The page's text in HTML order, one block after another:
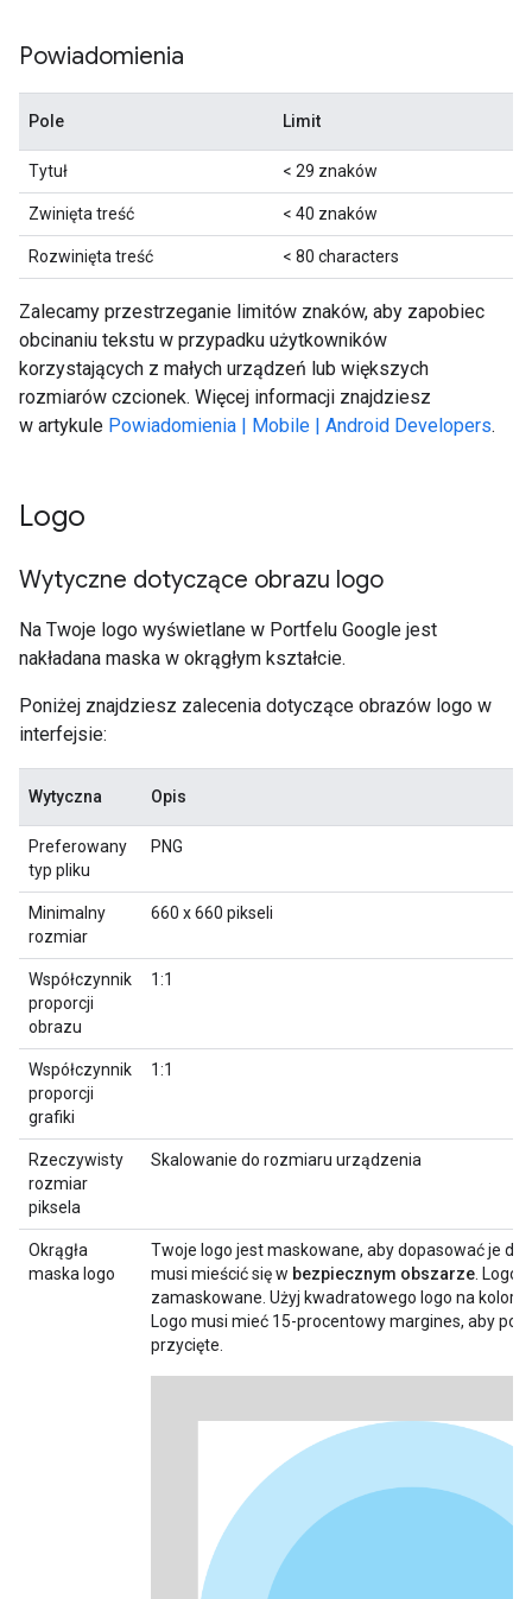
Powiadomienia
Pole Limit
Tytuł < 29 znaków
Zwinięta treść < 40 znaków
Rozwinięta treść < 80 characters
Zalecamy przestrzeganie limitów znaków, aby zapobiec
obcinaniu tekstu w przypadku użytkowników
korzystających z małych urządzeń lub większych
rozmiarów czcionek. Więcej informacji znajdziesz
w artykule Powiadomienia | Mobile | Android Developers.
Logo
Wytyczne dotyczące obrazu logo
Na Twoje logo wyświetlane w Portfelu Google jest
nakładana maska w okrągłym kształcie.
Poniżej znajdziesz zalecenia dotyczące obrazów logo w
interfejsie:
Wytyczna Opis
Preferowany
typ pliku
PNG
Minimalny
rozmiar
660 x 660 pikseli
Współczynnik
proporcji
obrazu
1:1
Współczynnik
proporcji
grafiki
1:1
Rzeczywisty
rozmiar
piksela
Skalowanie do rozmiaru urządzenia
Okrągła
maska logo
Twoje logo jest maskowane, aby dopasować je do
musi mieścić się w bezpiecznym obszarze. Logo
zamaskowane. Użyj kwadratowego logo na
Logo musi mieć 15-procentowy margines, aby po
przycięte.